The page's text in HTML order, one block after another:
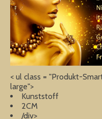
< ul class = "Produkt-
large">
Kunststoff
2CM
/div>